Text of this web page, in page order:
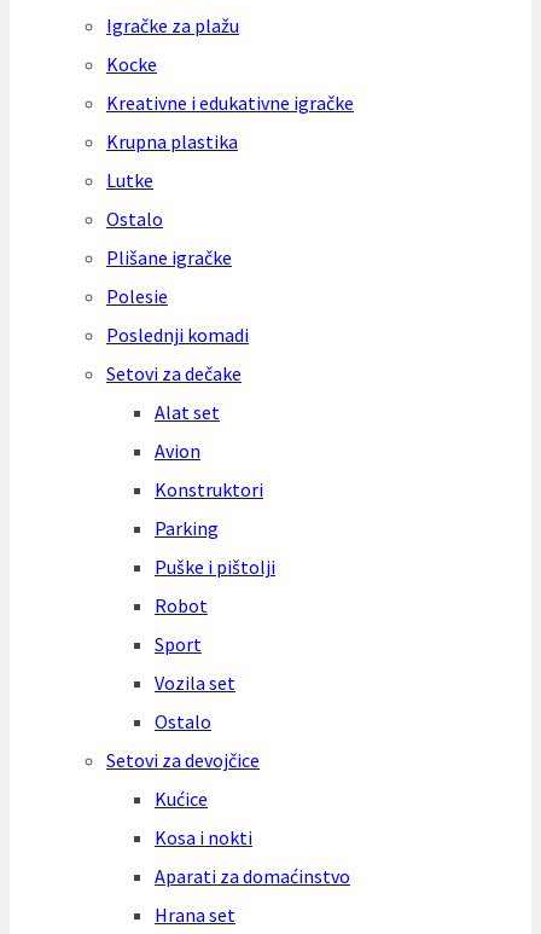
Igračke za plažu
Kocke
Kreativne i edukativne igračke
Krupna plastika
Lutke
Ostalo
Plišane igračke
Polesie
Poslednji komadi
Setovi za dečake
Alat set
Avion
Konstruktori
Parking
Puške i pištolji
Robot
Sport
Vozila set
Ostalo
Setovi za devojčice
Kućice
Kosa i nokti
Aparati za domaćinstvo
Hrana set